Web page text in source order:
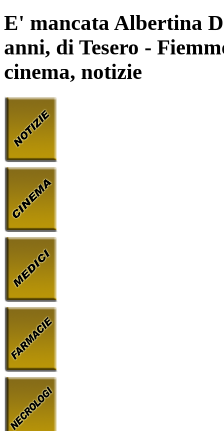
E' mancata Albertina
anni, di Tesero -
cinema, notizie